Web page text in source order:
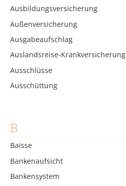
Ausbildungsversicherung
Außenversicherung
Ausgabeaufschlag
Auslandsreise-Krankversicherung
Ausschlüsse
Ausschüttung
B
Baisse
Bankenaufsicht
Bankensystem